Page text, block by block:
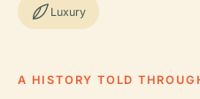
Luxury
A HISTORY TOLD